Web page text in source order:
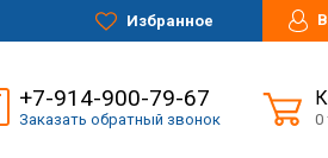
Избранное
+7-914-900-79-67
Заказать обратный звонок 0